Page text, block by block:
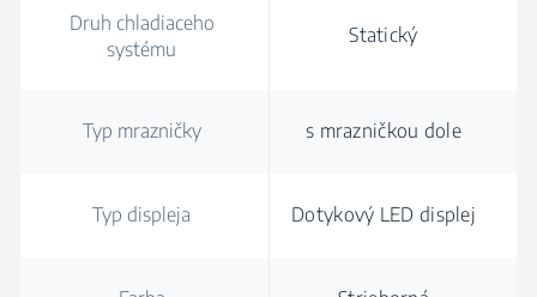
Druh chladiaceho
systému
Statický
Typ mrazničky s mrazničkou dole
Typ displeja Dotykový LED displej